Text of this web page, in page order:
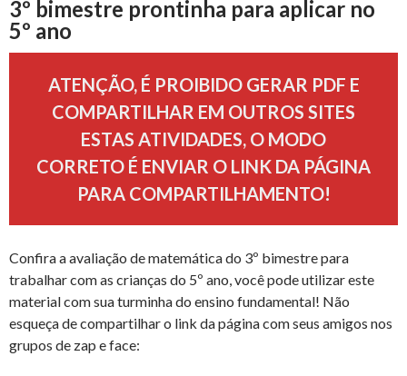
3º bimestre prontinha para aplicar no
5º ano
ATENÇÃO, É PROIBIDO GERAR PDF E
COMPARTILHAR EM OUTROS SITES
ESTAS ATIVIDADES, O MODO
CORRETO É ENVIAR O LINK DA PÁGINA
PARA COMPARTILHAMENTO!
Confira a avaliação de matemática do 3º bimestre para
trabalhar com as crianças do 5º ano, você pode utilizar este
material com sua turminha do ensino fundamental! Não
esqueça de compartilhar o link da página com seus amigos nos
grupos de zap e face: